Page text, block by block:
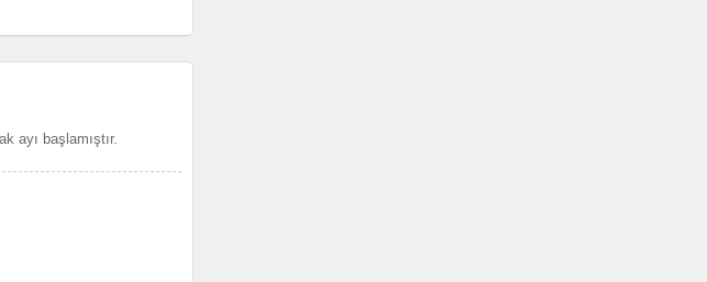
ayı başlamıştır.